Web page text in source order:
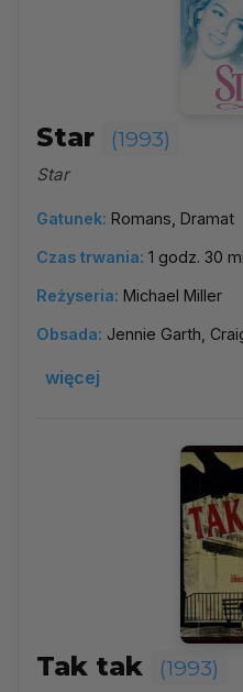
Star (1993)
Star
Gatunek: Romans, Dramat
Czas trwania: 1 godz. 30
Reżyseria: Michael Miller
Obsada: Jennie Garth,
więcej
Tak tak (1993)